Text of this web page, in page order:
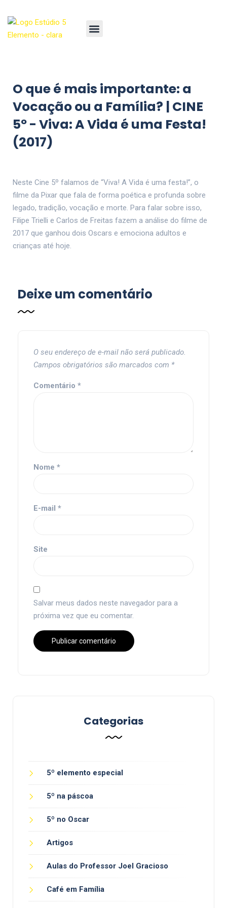
O que é mais importante: a
Vocação ou a Família? | CINE
5º - Viva: A Vida é uma Festa!
(2017)
Neste Cine 5º falamos de “Viva! A Vida é uma festa!”, o
filme da Pixar que fala de forma poética e profunda sobre
legado, tradição, vocação e morte. Para falar sobre isso,
Filipe Trielli e Carlos de Freitas fazem a análise do filme de
2017 que ganhou dois Oscars e emociona adultos e
crianças até hoje.
Deixe um comentário
O seu endereço de e-mail não será publicado.
Campos obrigatórios são marcados com *
Comentário *
Nome *
E-mail *
Site
Salvar meus dados neste navegador para a
próxima vez que eu comentar.
Categorias
5º elemento especial
5º na páscoa
5º no Oscar
Artigos
Aulas do Professor Joel Gracioso
Café em Família